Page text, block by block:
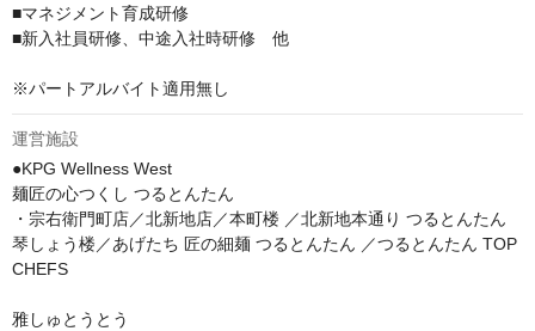
■マネジメント育成研修
■新入社員研修、中途入社時研修　他
※パートアルバイト適用無し
運営施設
●KPG Wellness West
麺匠の心つくし つるとんたん
・宗右衛門町店／北新地店／本町楼 ／北新地本通り つるとんたん
琴しょう楼／あげたち 匠の細麺 つるとんたん ／つるとんたん TOP
CHEFS
雅しゅとうとう